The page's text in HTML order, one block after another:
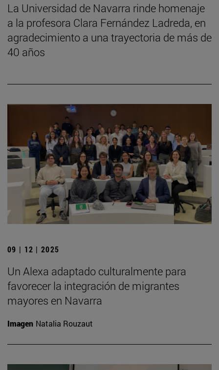
La Universidad de Navarra rinde homenaje
a la profesora Clara Fernández Ladreda, en
agradecimiento a una trayectoria de más de
40 años
09 | 12 | 2025
Un Alexa adaptado culturalmente para
favorecer la integración de migrantes
mayores en Navarra
Imagen Natalia Rouzaut